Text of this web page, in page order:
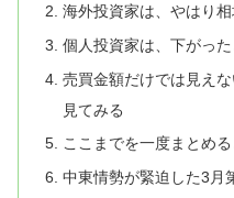
海外投資家は、やはり
個人投資家は、下がっ
売買金額だけでは見え
見てみる
ここまでを一度まとめる
中東情勢が緊迫した3月